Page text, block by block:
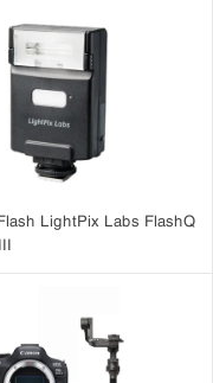
LightPix Labs FlashQ